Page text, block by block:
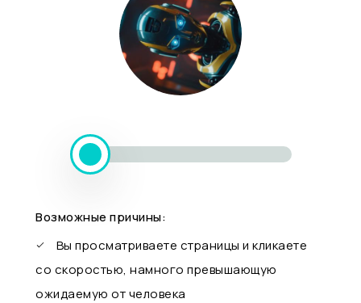
Возможные причины:
Вы просматриваете страницы и кликаете
со скоростью, намного превышающую
ожидаемую от человека